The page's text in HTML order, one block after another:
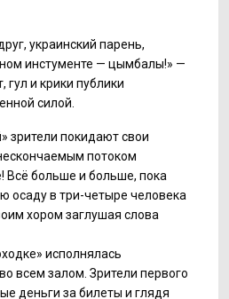
украинский парень,
инстументе — цымбалы!» —
гул и крики публики
силой.
зрители покидают свои
потоком
Всё больше и больше, пока
осаду в три-четыре человека
хором заглушая слова
исполнялась
всем залом. Зрители первого
деньги за билеты и глядя